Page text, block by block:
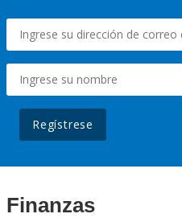
Regístrese
Finanzas